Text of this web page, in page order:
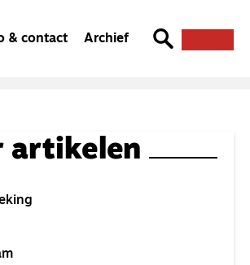
& contact Archief
artikelen